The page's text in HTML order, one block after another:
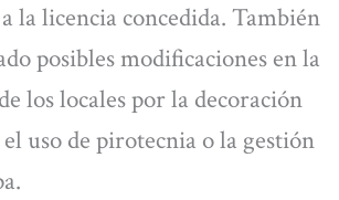
la licencia concedida. También
posibles modificaciones en la
los locales por la decoración
uso de pirotecnia o la gestión